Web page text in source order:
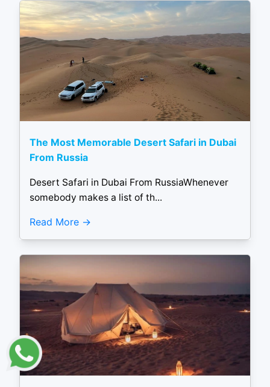
The Most Memorable Desert Safari in Dubai
From Russia
Desert Safari in Dubai From RussiaWhenever
somebody makes a list of th...
Read More